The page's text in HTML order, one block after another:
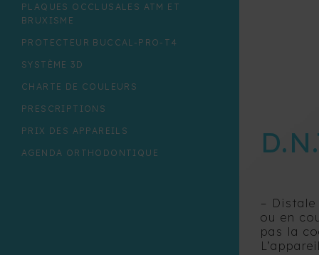
PLAQUES OCCLUSALES ATM ET
BRUXISME
PROTECTEUR BUCCAL-PRO-T4
SYSTÈME 3D
CHARTE DE COULEURS
PRESCRIPTIONS
PRIX DES APPAREILS
AGENDA ORTHODONTIQUE
–
ou en
pas la